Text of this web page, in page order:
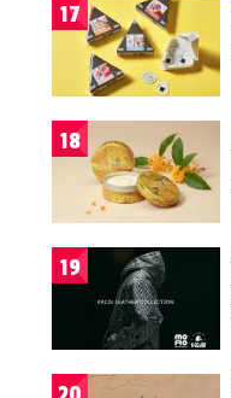
17
18
19